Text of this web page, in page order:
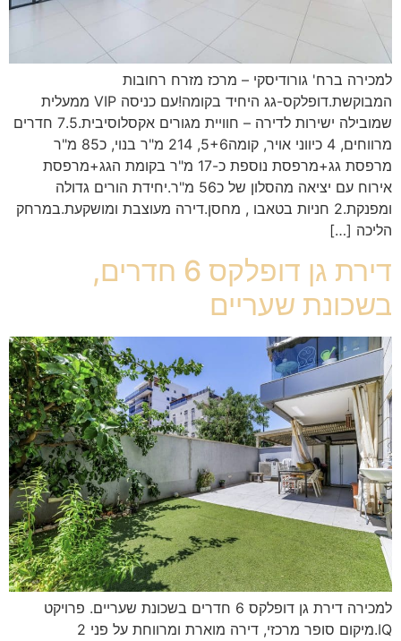
למכירה ברח' גורודיסקי – מרכז מזרח רחובות
המבוקשת.דופלקס-גג היחיד בקומה!עם כניסה VIP ממעלית
שמובילה ישירות לדירה – חוויית מגורים אקסלוסיבית.7.5 חדרים
מרווחים, 4 כיווני אויר, קומה5+6, 214 מ"ר בנוי, כ85 מ"ר
מרפסת גג+מרפסת נוספת כ-17 מ"ר בקומת הגג+מרפסת
אירוח עם יציאה מהסלון של כ56 מ"ר.יחידת הורים גדולה
ומפנקת.2 חניות בטאבו , מחסן.דירה מעוצבת ומושקעת.במרחק
הליכה […]
דירת גן דופלקס 6 חדרים,
בשכונת שעריים
למכירה דירת גן דופלקס 6 חדרים בשכונת שעריים. פרויקט
IQ.מיקום סופר מרכזי, דירה מוארת ומרווחת על פני 2